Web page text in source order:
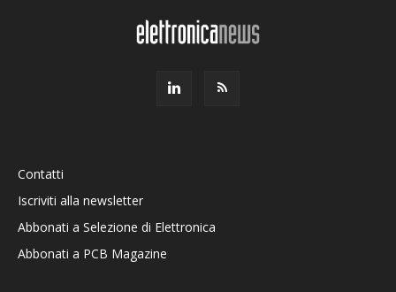
Contatti
Iscriviti alla newsletter
Abbonati a Selezione di Elettronica
Abbonati a PCB Magazine